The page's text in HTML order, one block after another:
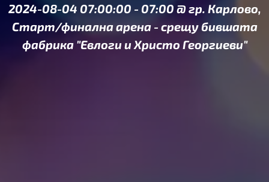
2024-08-04 07:00:00 - 07:00 @ гр. Карлово,
Старт/финална арена - срещу бившата
фабрика "Евлоги и Христо Георгиеви"